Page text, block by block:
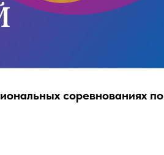
соревнованиях по